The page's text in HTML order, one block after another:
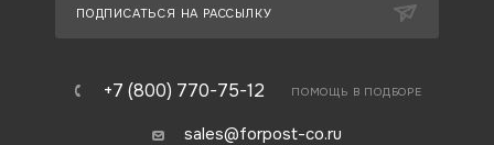
ПОДПИСАТЬСЯ НА РАССЫЛКУ
+7 (800) 770-75-12 ПОМОЩЬ В ПОДБОРЕ
sales@forpost-co.ru